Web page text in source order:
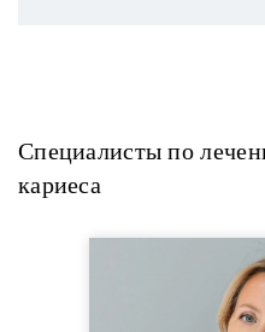
Специалисты по
кариеса